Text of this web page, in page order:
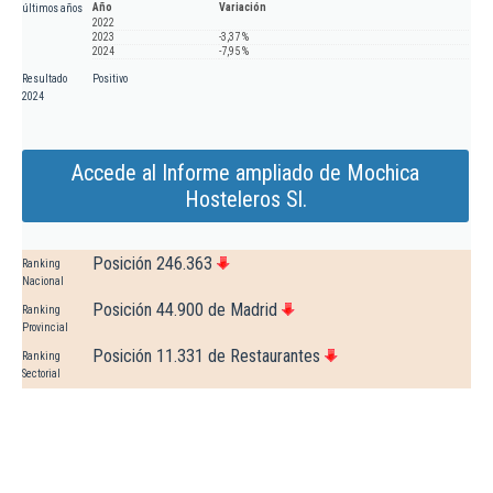
últimos años
Año
Variación
2022
2023
-3,37 %
2024
-7,95 %
Resultado
2024
Positivo
Accede al Informe ampliado de Mochica
Hosteleros Sl.
Ranking
Nacional
Posición 246.363
Ranking
Provincial
Posición 44.900 de Madrid
Ranking
Sectorial
Posición 11.331 de Restaurantes